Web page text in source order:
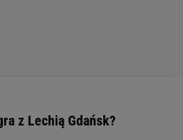
z Lechią Gdańsk?